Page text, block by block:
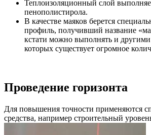
Теплоизоляционный слой
пенополистирола.
В качестве маяков берется
профиль, получивший название
кстати можно выполнять и
которых существует огромное
Проведение горизонта
Для повышения точности применяются
средства, например строительный